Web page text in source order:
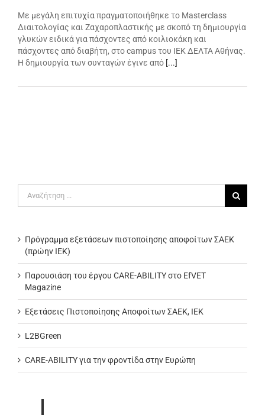
Με μεγάλη επιτυχία πραγματοποιήθηκε το Masterclass
Διαιτολογίας και Ζαχαροπλαστικής με σκοπό τη δημιουργία
γλυκών ειδικά για πάσχοντες από κοιλιοκάκη και
πάσχοντες από διαβήτη, στο campus του ΙΕΚ ΔΕΛΤΑ Αθήνας.
Η δημιουργία των συνταγών έγινε από [...]
Πρόγραμμα εξετάσεων πιστοποίησης αποφοίτων ΣΑΕΚ
(πρώην ΙΕΚ)
Παρουσιάση του έργου CARE-ABILITY στο EfVET
Magazine
Εξετάσεις Πιστοποίησης Αποφοίτων ΣΑΕΚ, ΙΕΚ
L2BGreen
CARE-ABILITY για την φροντίδα στην Ευρώπη